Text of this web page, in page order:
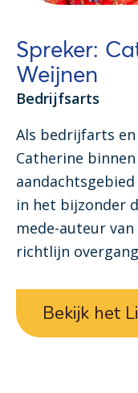
Spreker:
Weijnen
Bedrijfsarts
Als bedrijfarts
Catherine
in het bijzonder
mede-auteur
richtlijn
Bekijk het